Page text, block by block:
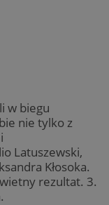
w biegu
nie tylko z
Latuszewski,
Kłosoka.
rezultat. 3.